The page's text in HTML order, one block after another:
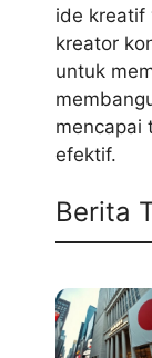
ide kreatif
kreator
untuk
mencapai
efektif.
Berita